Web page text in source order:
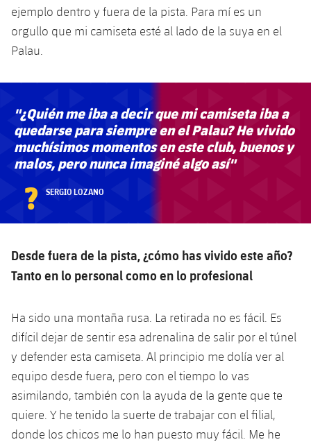
ejemplo dentro y fuera de la pista. Para mí es un
orgullo que mi camiseta esté al lado de la suya en el
Palau.
"¿Quién me iba a decir que mi camiseta iba a
quedarse para siempre en el Palau? He vivido
muchísimos momentos en este club, buenos y
malos, pero nunca imaginé algo así"
? SERGIO LOZANO
Desde fuera de la pista, ¿cómo has vivido este año?
Tanto en lo personal como en lo profesional
Ha sido una montaña rusa. La retirada no es fácil. Es
difícil dejar de sentir esa adrenalina de salir por el túnel
y defender esta camiseta. Al principio me dolía ver al
equipo desde fuera, pero con el tiempo lo vas
asimilando, también con la ayuda de la gente que te
quiere. Y he tenido la suerte de trabajar con el filial,
donde los chicos me lo han puesto muy fácil. Me he